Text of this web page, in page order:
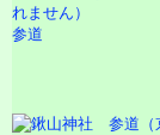
参道